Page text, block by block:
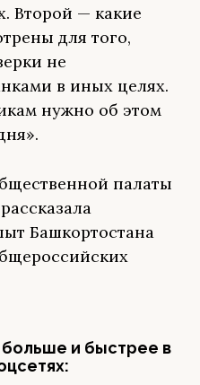
Второй — какие
для того,
не
в иных целях.
нужно об этом
палаты
Башкортостана
и быстрее в